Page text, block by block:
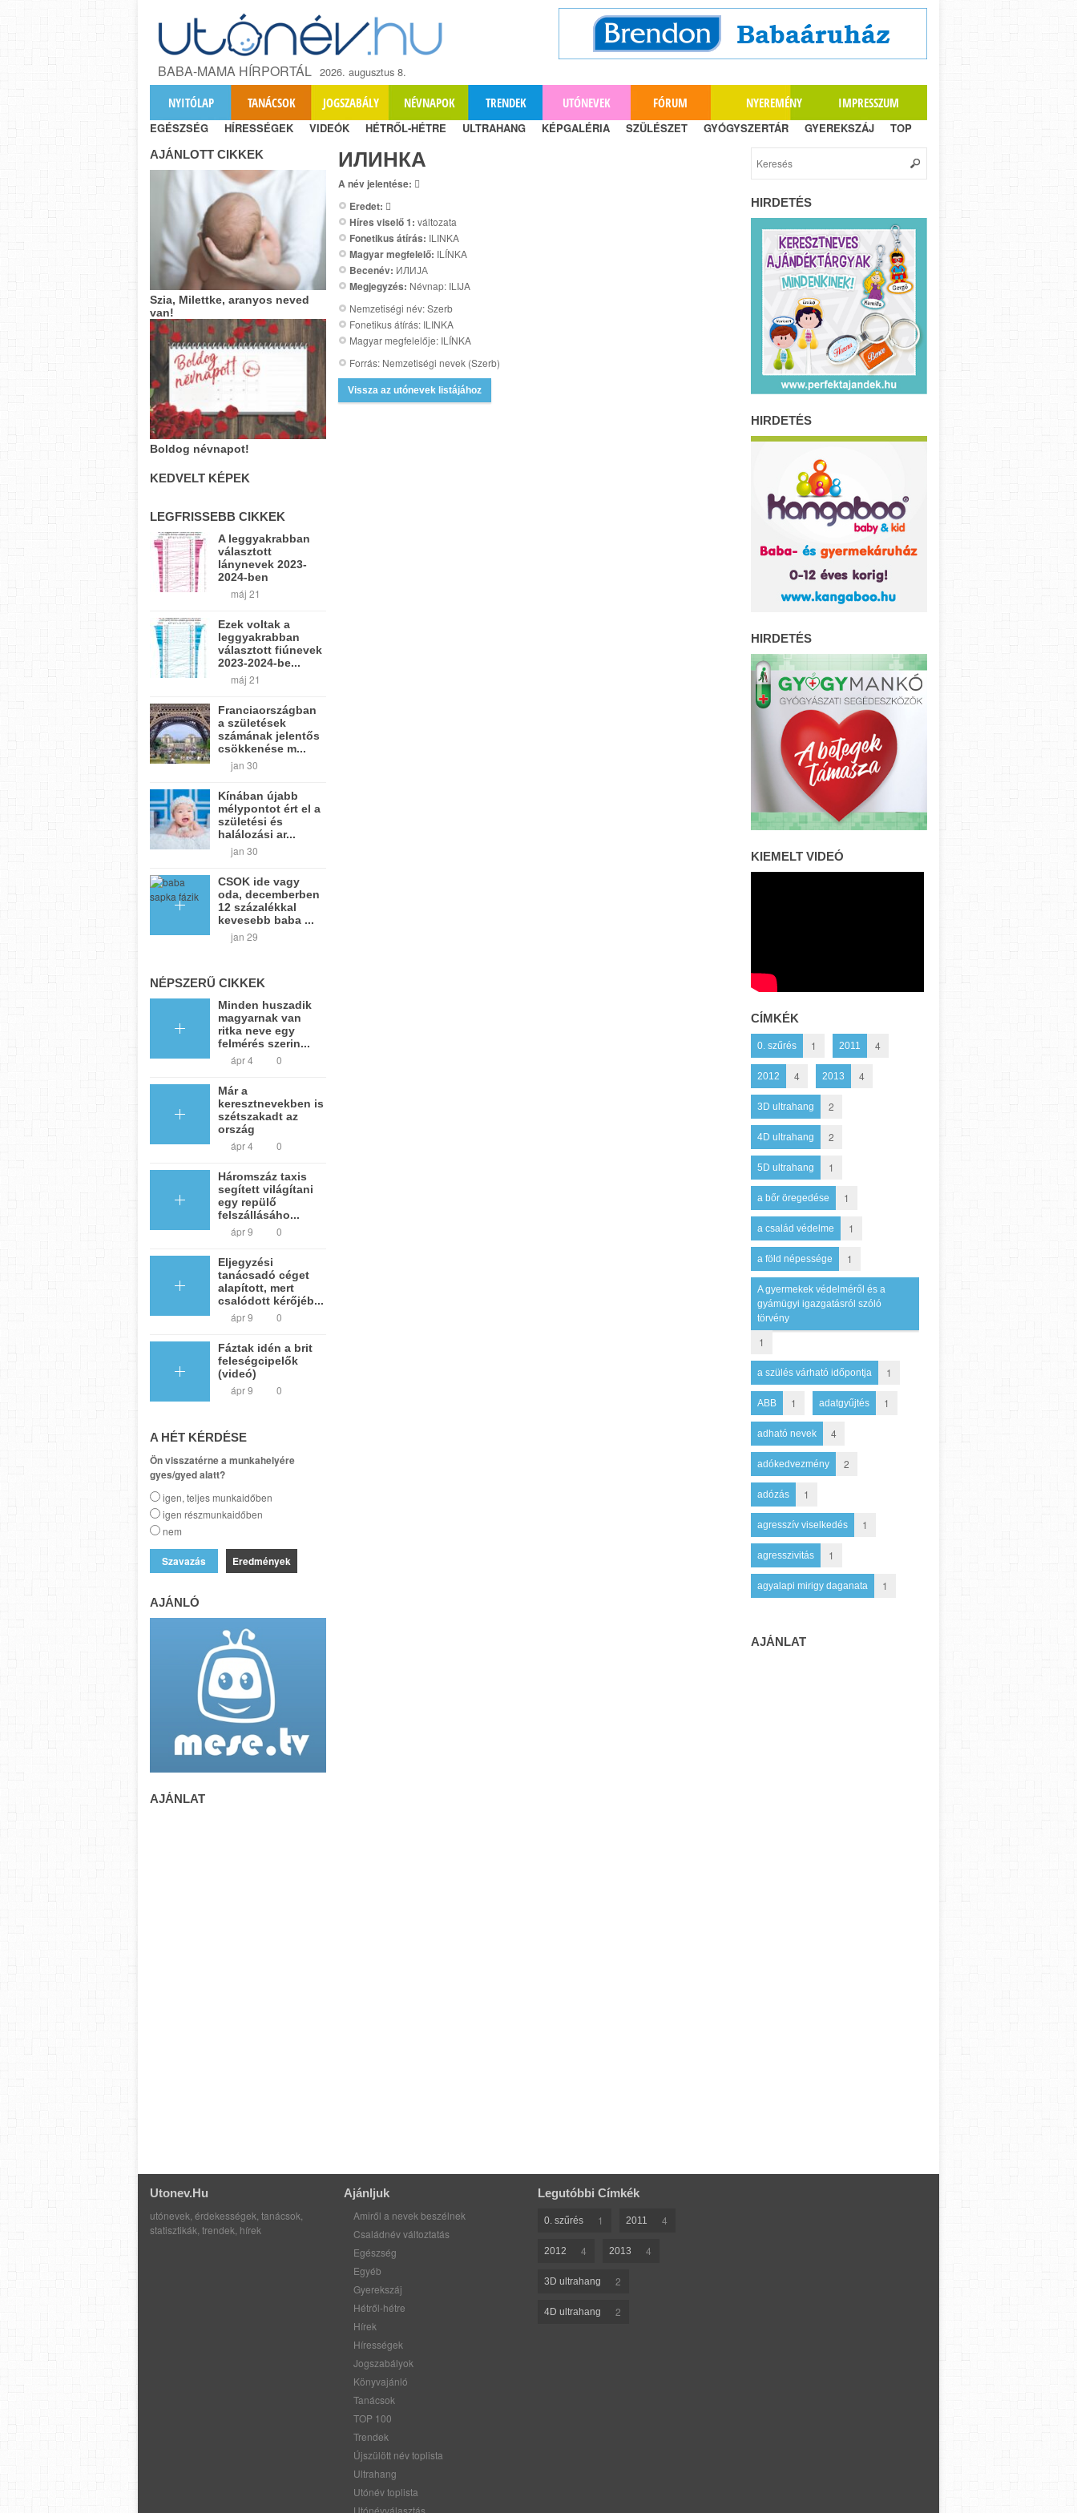
BABA-MAMA HÍRPORTÁL 2026. augusztus 8.
NYITÓLAP TANÁCSOK JOGSZABÁLY NÉVNAPOK TRENDEK UTÓNEVEK FÓRUM NYEREMÉNY IMPRESSZUM
EGÉSZSÉG HÍRESSÉGEK VIDEÓK HÉTRŐL-HÉTRE ULTRAHANG KÉPGALÉRIA SZÜLÉSZET GYÓGYSZERTÁR GYEREKSZÁJ TOP
ИЛИНКА
A név jelentése: 
Eredet: 
Híres viselő 1: változata
Fonetikus átírás: ILINKA
Magyar megfelelő: ILÍNKA
Becenév: ИЛИЈА
Megjegyzés: Névnap: ILIJA
Nemzetiségi név: Szerb
Fonetikus átírás: ILINKA
Magyar megfelelője: ILÍNKA
Forrás: Nemzetiségi nevek (Szerb)
Vissza az utónevek listájához
AJÁNLOTT CIKKEK
Szia, Milettke, aranyos neved
van!
Boldog névnapot!
KEDVELT KÉPEK
LEGFRISSEBB CIKKEK
A leggyakrabban
választott
lánynevek 2023-
2024-ben
máj 21
Ezek voltak a
leggyakrabban
választott fiúnevek
2023-2024-be...
máj 21
Franciaországban
a születések
számának jelentős
csökkenése m...
jan 30
Kínában újabb
mélypontot ért el a
születési és
halálozási ar...
jan 30
CSOK ide vagy
oda, decemberben
12 százalékkal
kevesebb baba ...
jan 29
NÉPSZERŰ CIKKEK
Minden huszadik
magyarnak van
ritka neve egy
felmérés szerin...
ápr 4 0
Már a
keresztnevekben is
szétszakadt az
ország
ápr 4 0
Háromszáz taxis
segített világítani
egy repülő
felszállásáho...
ápr 9 0
Eljegyzési
tanácsadó céget
alapított, mert
csalódott kérőjéb...
ápr 9 0
Fáztak idén a brit
feleségcipelők
(videó)
ápr 9 0
A HÉT KÉRDÉSE
Ön visszatérne a munkahelyére
gyes/gyed alatt?
igen, teljes munkaidőben
igen részmunkaidőben
nem
Eredmények
AJÁNLÓ
AJÁNLAT
HIRDETÉS
HIRDETÉS
HIRDETÉS
KIEMELT VIDEÓ
CÍMKÉK
0. szűrés 1 2011 4
2012 4 2013 4
3D ultrahang 2
4D ultrahang 2
5D ultrahang 1
a bőr öregedése 1
a család védelme 1
a föld népessége 1
A gyermekek védelméről és a
gyámügyi igazgatásról szóló
törvény
1
a szülés várható időpontja 1
ABB 1 adatgyűjtés 1
adható nevek 4
adókedvezmény 2
adózás 1
agresszív viselkedés 1
agresszivitás 1
agyalapi mirigy daganata 1
AJÁNLAT
Utonev.hu
utónevek, érdekességek, tanácsok,
statisztikák, trendek, hírek
Ajánljuk
Amiről a nevek beszélnek
Családnév változtatás
Egészség
Egyéb
Gyerekszáj
Hétről-hétre
Hírek
Hírességek
Jogszabályok
Könyvajánló
Tanácsok
TOP 100
Trendek
Újszülött név toplista
Ultrahang
Utónév toplista
Utónévválasztás
Legutóbbi Címkék
0. szűrés 1 2011 4
2012 4 2013 4
3D ultrahang 2
4D ultrahang 2